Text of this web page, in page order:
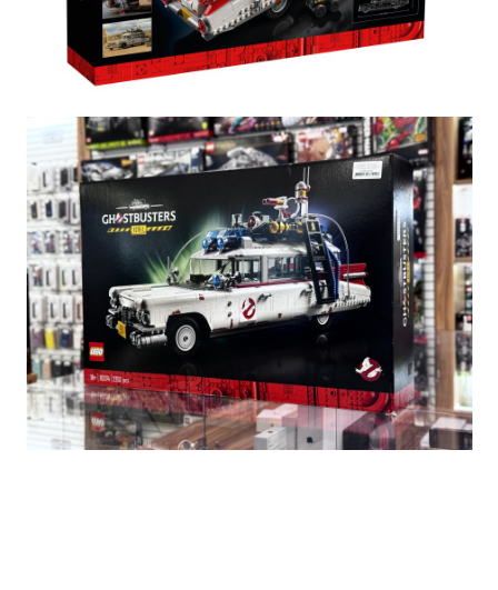
кубики и детали LEGO® всевозможным
испытаниям, чтобы убедиться в соответствии
каждого набора LEGO самым строгим
и качества. Именно поэтому наши модели, в том
числе сувенирные, не только красивые,
но и прочные.